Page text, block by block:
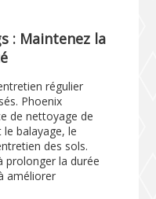
: Maintenez la
régulier
Phoenix
de nettoyage de
balayage, le
des sols.
prolonger la durée
améliorer